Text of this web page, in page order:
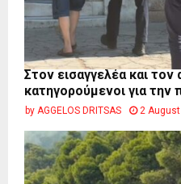
Στον εισαγγελέα και τον
κατηγορούμενοι για την
by AGGELOS DRITSAS 2